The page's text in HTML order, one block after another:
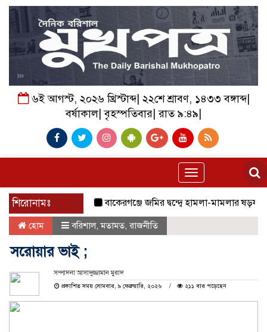
৬ই আগস্ট, ২০২৬ খ্রিস্টাব্দ| ২২শে শ্রাবণ, ১৪৩৩ বঙ্গাব্দ|
বর্ষাকাল| বৃহস্পতিবার| রাত ৯:৪৯|
Toggle
navigation
শিরোনামঃ বাকেরগঞ্জে জমির দ্বন্দ্বে হামলা-মামলার ষড়যন্ত্রে
হোম বরিশাল,মতামত, রাজনীতি
সরোয়ার ভাই ;
সম্পাদনা আসাদুজ্জামান মুরাদ
প্রকাশিত সময় সোমবার, ৯ ফেব্রুয়ারি, ২০২৬
২১১ বার পড়েছেন